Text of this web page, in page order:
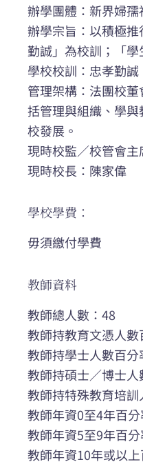
辦學團體：新界婦
辦學宗旨：以積極
勤誠」為校訓；「
學校校訓：忠孝勤誠
管理架構：法團校
括管理與組織、學
校發展。
現時校監／校管會主
現時校長：陳家偉
學校學費：
毋須繳付學費
教師資料
教師總人數：48
教師持教育文憑人
教師持學士人數百
教師持碩士／博士
教師持特殊教育培
教師年資0至4年百
教師年資5至9年百
教師年資10年或以